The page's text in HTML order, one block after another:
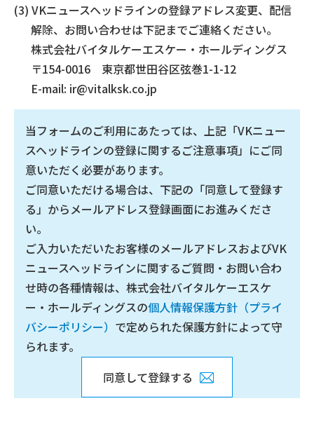
VKニュースヘッドラインの登録アドレス変更、配信
解除、お問い合わせは下記までご連絡ください。
株式会社バイタルケーエスケー・ホールディングス
〒154-0016 東京都世田谷区弦巻1-1-12
E-mail: ir@vitalksk.co.jp
当フォームのご利用にあたっては、上記「VKニュー
スヘッドラインの登録に関するご注意事項」にご同
意いただく必要があります。
ご同意いただける場合は、下記の「同意して登録す
る」からメールアドレス登録画面にお進みくださ
い。
ご入力いただいたお客様のメールアドレスおよびVK
ニュースヘッドラインに関するご質問・お問い合わ
せ時の各種情報は、株式会社バイタルケーエスケ
ー・ホールディングスの個人情報保護方針（プライ
バシーポリシー） で定められた保護方針によって守
られます。
同意して登録する